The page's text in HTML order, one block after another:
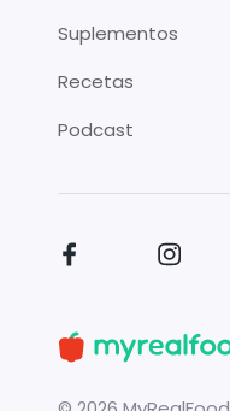
Suplementos
Recetas
Podcast